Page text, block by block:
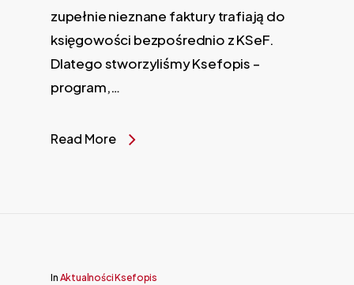
zupełnie nieznane faktury trafiają do
księgowości bezpośrednio z KSeF.
Dlatego stworzyliśmy Ksefopis –
program,…
Read More
In Aktualności Ksefopis